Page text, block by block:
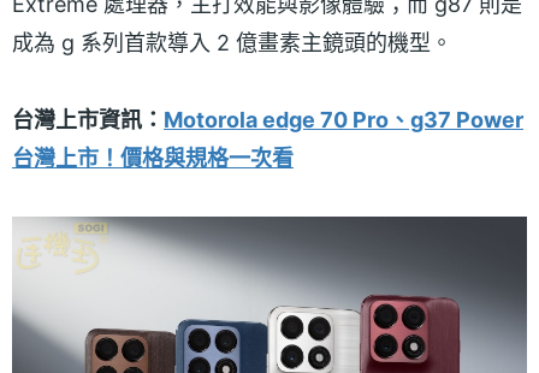
成為 g 系列首款導入 2 億畫素主鏡頭的機型。
台灣上市資訊： Motorola edge 70 Pro、g37 Power
台灣上市！價格與規格一次看